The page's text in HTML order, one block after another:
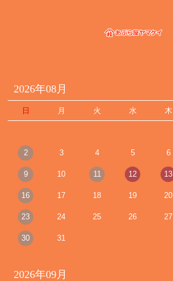
2026年08月
日 月 火 水 木
2 3 4 5 6
9 10 11 12 13
16 17 18 19 20
23 24 25 26 27
30 31
2026年09月